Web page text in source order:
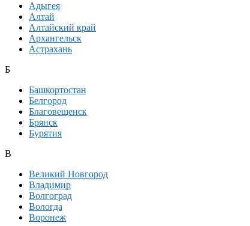
Адыгея
Алтай
Алтайский край
Архангельск
Астрахань
Б
Башкортостан
Белгород
Благовещенск
Брянск
Бурятия
В
Великий Новгород
Владимир
Волгоград
Вологда
Воронеж